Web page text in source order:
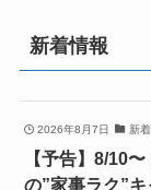
新着情報
2026年8月7日 新
【予告】8/10
の”家事ラク”